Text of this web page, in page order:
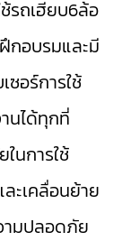
รถเฮียบ6ล้อ
กอบรมและมี
ซอร์การใช้
นได้ทุกที่
นการใช้
ะเคลื่อนย้าย
ามปลอดภัย